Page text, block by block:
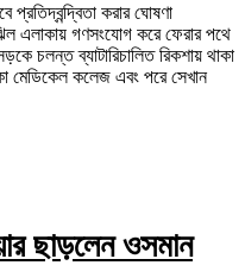
প্রতিদ্বন্দ্বিতা করার ঘোষণা
এলাকায় গণসংযোগ করে ফেরার পথে
চলন্ত ব্যাটারিচালিত রিকশায় থাকা
মেডিকেল কলেজ এবং পরে সেখান
ছাড়লেন ওসমান